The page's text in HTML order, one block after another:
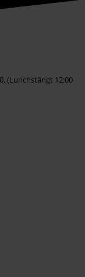
(Lunchstängt 12:00